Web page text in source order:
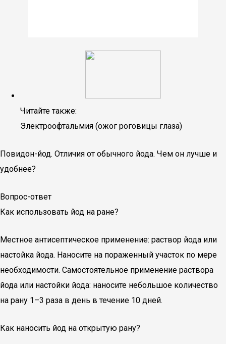
Читайте также:
Электроофтальмия (ожог роговицы глаза)
Повидон-йод. Отличия от обычного йода. Чем он лучше и
удобнее?
Вопрос-ответ
Как использовать йод на ране?
Местное антисептическое применение: раствор йода или
настойка йода. Наносите на пораженный участок по мере
необходимости. Самостоятельное применение раствора
йода или настойки йода: наносите небольшое количество
на рану 1–3 раза в день в течение 10 дней.
Как наносить йод на открытую рану?